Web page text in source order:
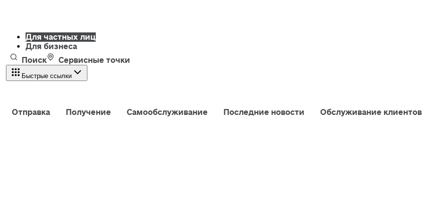
Для частных лиц
Для бизнеса
Поиск
Сервисные точки
Быстрые ссылки
Отправка Получение Самообслуживание Последние новости Обслуживание клиентов